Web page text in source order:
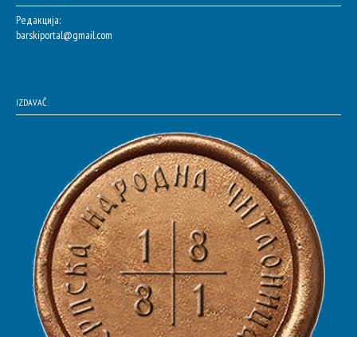
Редакција:
barskiportal@gmail.com
IZDAVAČ: